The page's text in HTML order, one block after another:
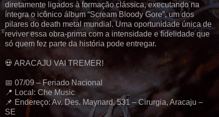
diretamente ligados à formação clássica, executando na
íntegra o icônico álbum “Scream Bloody Gore”, um dos
pilares do death metal mundial. Uma oportunidade única de
reviver essa obra-prima com a intensidade e fidelidade que
só quem fez parte da história pode entregar.
💀 ARACAJU VAI TREMER!
📅 07/09 – Feriado Nacional
📍 Local: Che Music
📌 Endereço: Av. Des. Maynard, 531 – Cirurgia, Aracaju –
SE